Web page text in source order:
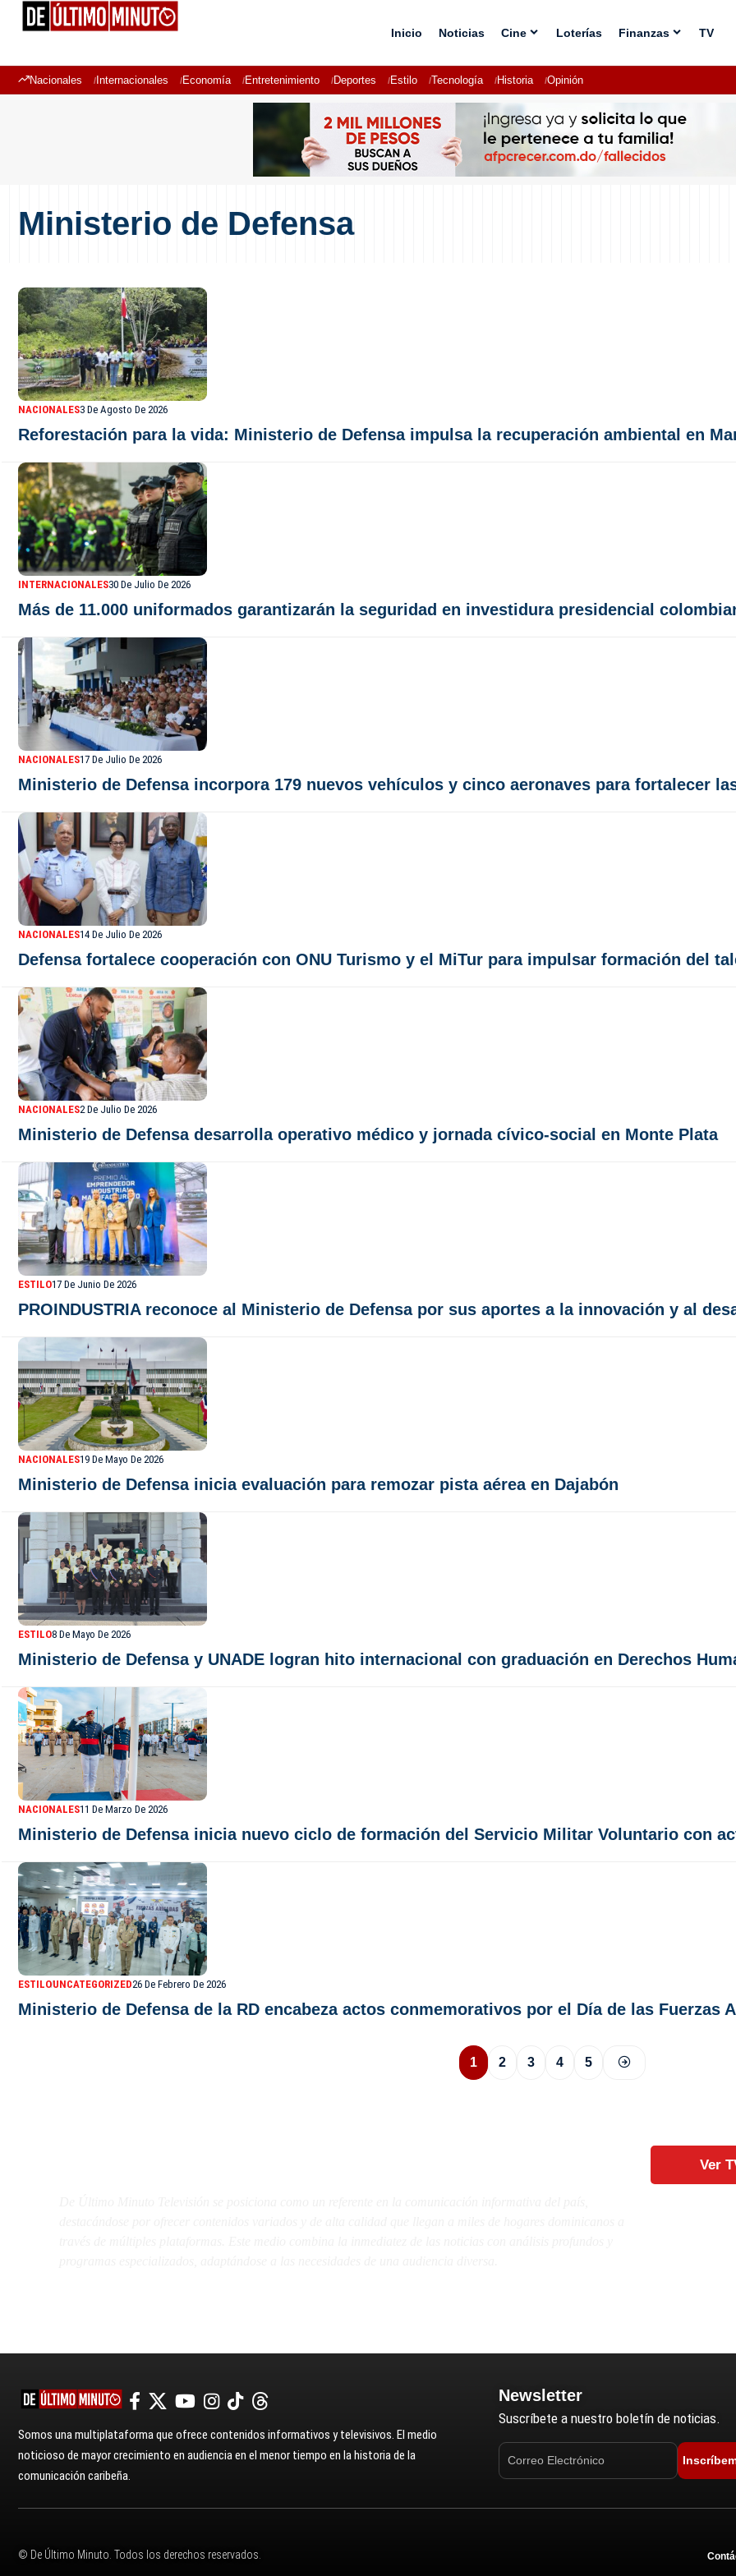
Inicio Noticias Cine Loterías Finanzas TV
Nacionales Internacionales Economía Entretenimiento Deportes Estilo Tecnología Historia Opinión
Ministerio de Defensa
NACIONALES3 De Agosto De 2026
Reforestación para la vida: Ministerio de Defensa impulsa la recuperación ambiental en
INTERNACIONALES30 De Julio De 2026
Más de 11.000 uniformados garantizarán la seguridad en investidura presidencial
NACIONALES17 De Julio De 2026
Ministerio de Defensa incorpora 179 nuevos vehículos y cinco aeronaves para fortalecer
NACIONALES14 De Julio De 2026
Defensa fortalece cooperación con ONU Turismo y el MiTur para impulsar formación del
NACIONALES2 De Julio De 2026
Ministerio de Defensa desarrolla operativo médico y jornada cívico-social en Monte Plata
ESTILO17 De Junio De 2026
PROINDUSTRIA reconoce al Ministerio de Defensa por sus aportes a la innovación y al
NACIONALES19 De Mayo De 2026
Ministerio de Defensa inicia evaluación para remozar pista aérea en Dajabón
ESTILO8 De Mayo De 2026
Ministerio de Defensa y UNADE logran hito internacional con graduación en Derechos
NACIONALES11 De Marzo De 2026
Ministerio de Defensa inicia nuevo ciclo de formación del Servicio Militar Voluntario con
ESTILOUNCATEGORIZED26 De Febrero De 2026
Ministerio de Defensa de la RD encabeza actos conmemorativos por el Día de las Fuerzas
1 2 3 4 5
Ver
Somos una multiplataforma que ofrece contenidos informativos y televisivos. El medio
noticioso de mayor crecimiento en audiencia en el menor tiempo en la historia de la
comunicación caribeña.
Newsletter
Suscríbete a nuestro boletín de noticias.
© De Último Minuto. Todos los derechos reservados.